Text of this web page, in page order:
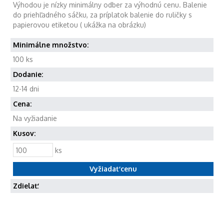
Výhodou je nízky minimálny odber za výhodnú cenu. Balenie
do priehľadného sáčku, za príplatok balenie do ruličky s
papierovou etiketou ( ukážka na obrázku)
Minimálne množstvo:
100 ks
Dodanie:
12-14 dni
Cena:
Na vyžiadanie
Kusov:
ks
Zdielať: